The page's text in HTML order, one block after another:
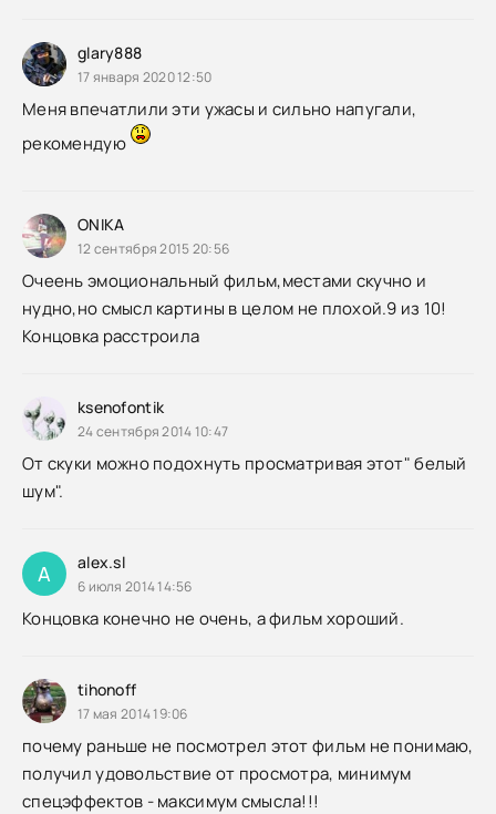
glary888
17 января 2020 12:50
Меня впечатлили эти ужасы и сильно напугали,
рекомендую
ONIKA
12 сентября 2015 20:56
Очеень эмоциональный фильм,местами скучно и
нудно,но смысл картины в целом не плохой.9 из 10!
Концовка расстроила
ksenofontik
24 сентября 2014 10:47
От скуки можно подохнуть просматривая этот" белый
шум".
A alex.sl
6 июля 2014 14:56
Концовка конечно не очень, а фильм хороший.
tihonoff
17 мая 2014 19:06
почему раньше не посмотрел этот фильм не понимаю,
получил удовольствие от просмотра, минимум
спецэффектов - максимум смысла!!!